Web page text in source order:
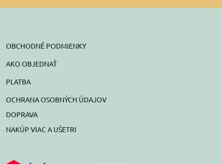
OBCHODNÉ PODMIENKY
AKO OBJEDNAŤ
PLATBA
OCHRANA OSOBNÝCH ÚDAJOV
DOPRAVA
NAKÚP VIAC A UŠETRI